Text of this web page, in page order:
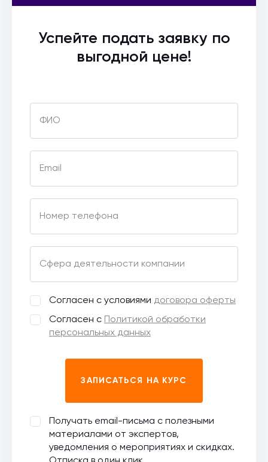
Успейте подать заявку по
выгодной цене!
ФИО
Email
Номер телефона
Сфера деятельности компании
Согласен с условиями договора оферты
Согласен с
Политикой обработки
персональных данных
ЗАПИСАТЬСЯ НА КУРС
Получать email-письма с полезными
материалами от экспертов,
уведомления о мероприятиях и скидках.